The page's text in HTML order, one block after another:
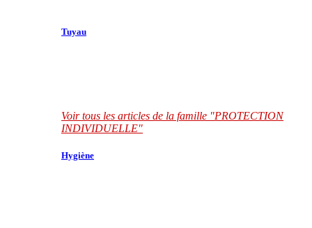
Tuyau
Voir tous les articles de la famille "PROTECTION
INDIVIDUELLE"
Hygiène